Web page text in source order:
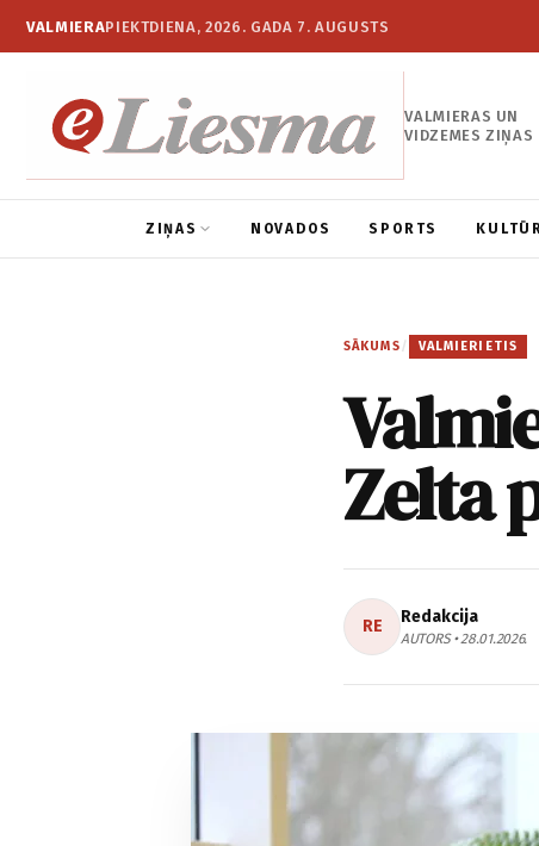
VALMIERAPIEKTDIENA, 2026. GADA 7. AUGUSTS
VALMIERAS UN
VIDZEMES ZIŅAS
ZIŅAS NOVADOS SPORTS
SĀKUMS / VALMIERIETIS
Zelta
RE Redakcija
AUTORS • 28.01.2026.